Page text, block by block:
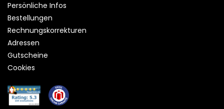
Persönliche Infos
Bestellungen
Rechnungskorrekturen
Adressen
Gutscheine
Cookies